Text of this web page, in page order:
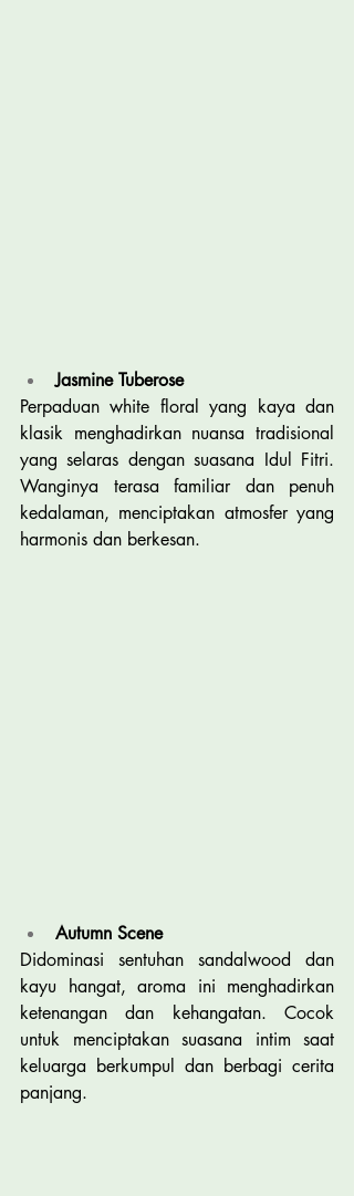
Jasmine Tuberose
Perpaduan white floral yang kaya dan
klasik menghadirkan nuansa tradisional
yang selaras dengan suasana Idul Fitri.
Wanginya terasa familiar dan penuh
kedalaman, menciptakan atmosfer yang
harmonis dan berkesan.
Autumn Scene
Didominasi sentuhan sandalwood dan
kayu hangat, aroma ini menghadirkan
ketenangan dan kehangatan. Cocok
untuk menciptakan suasana intim saat
keluarga berkumpul dan berbagi cerita
panjang.